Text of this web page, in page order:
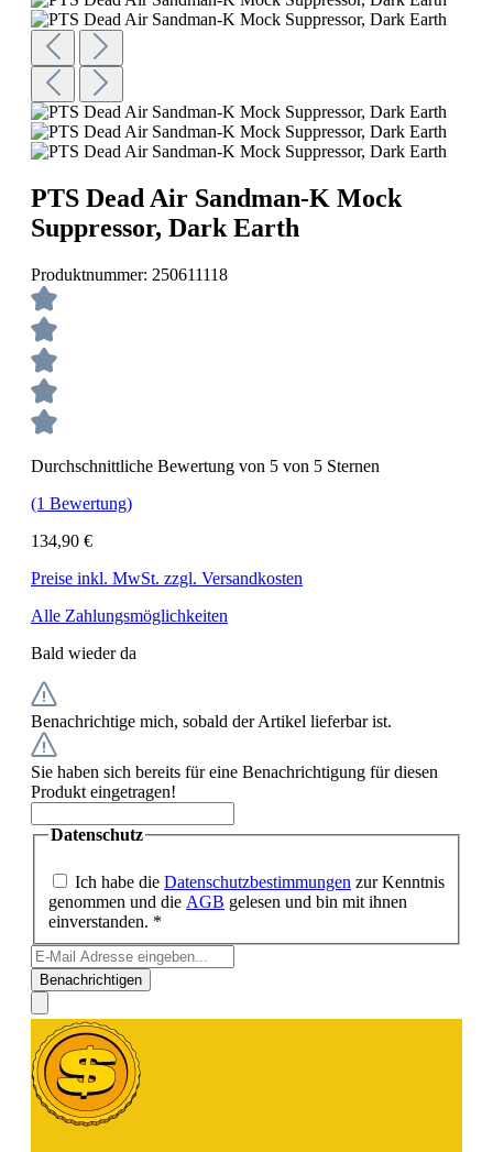
PTS Dead Air Sandman-K Mock
Suppressor, Dark Earth
Produktnummer: 250611118
Durchschnittliche Bewertung von 5 von 5 Sternen
(1 Bewertung)
134,90 €
Preise inkl. MwSt. zzgl. Versandkosten
Alle Zahlungsmöglichkeiten
Bald wieder da
Benachrichtige mich, sobald der Artikel lieferbar ist.
Sie haben sich bereits für eine Benachrichtigung für diesen
Produkt eingetragen!
Datenschutz
Ich habe die Datenschutzbestimmungen zur Kenntnis
genommen und die AGB gelesen und bin mit ihnen
einverstanden. *
Benachrichtigen